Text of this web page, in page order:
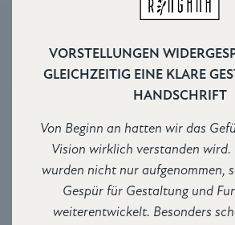
VORSTELLUNGEN
GLEICHZEITIG EINE KLARE
HANDSCHRIFT
Von Beginn an hatten wir das
Vision wirklich verstanden wird.
wurden nicht nur aufgenommen,
Gespür für Gestaltung und
weiterentwickelt. Besonders